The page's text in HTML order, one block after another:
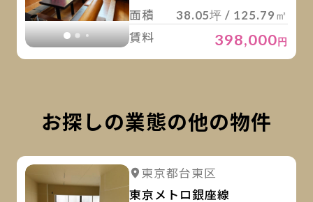
面積
38.05坪 / 125.79㎡
賃料 398,000円
お探しの業態の他の物件
詳細を見る
東京都台東区
東京メトロ銀座線